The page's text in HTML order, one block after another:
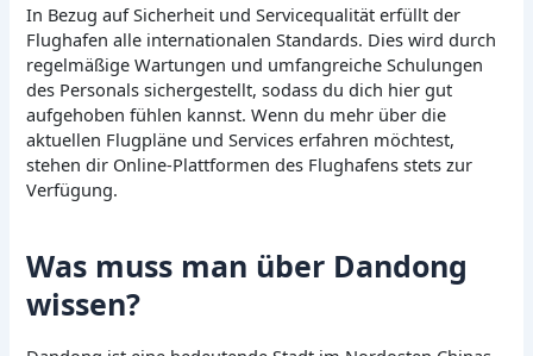
In Bezug auf Sicherheit und Servicequalität erfüllt der
Flughafen alle internationalen Standards. Dies wird durch
regelmäßige Wartungen und umfangreiche Schulungen
des Personals sichergestellt, sodass du dich hier gut
aufgehoben fühlen kannst. Wenn du mehr über die
aktuellen Flugpläne und Services erfahren möchtest,
stehen dir Online-Plattformen des Flughafens stets zur
Verfügung.
Was muss man über Dandong
wissen?